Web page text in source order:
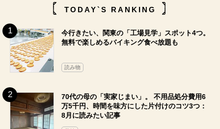
TODAY`S RANKING
今行きたい、関東の「工場見学」スポット4つ。
無料で楽しめるバイキング食べ放題も
読み物
70代の母の「実家じまい」。 不用品処分費用6
万5千円、時間を味方にした片付けのコツ3つ：
8月に読みたい記事